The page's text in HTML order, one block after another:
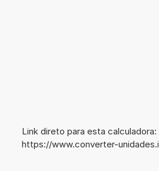
Link direto para esta calculadora:
https://www.converter-